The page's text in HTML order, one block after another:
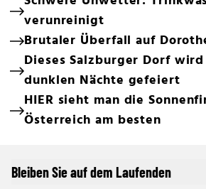
verunreinigt
Brutaler Überfall auf
Dieses Salzburger Dorf
dunklen Nächte gefeiert
HIER sieht man die
Österreich am besten
Bleiben Sie auf dem Laufenden